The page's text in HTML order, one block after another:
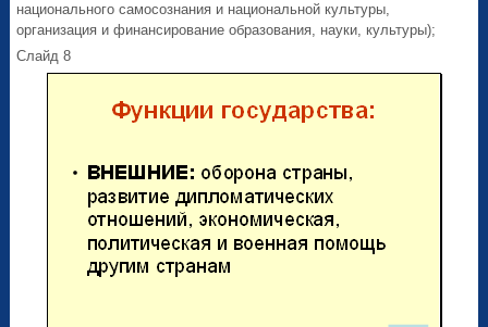
национального самосознания и национальной культуры,
организация и финансирование образования, науки, культуры);
Слайд 8